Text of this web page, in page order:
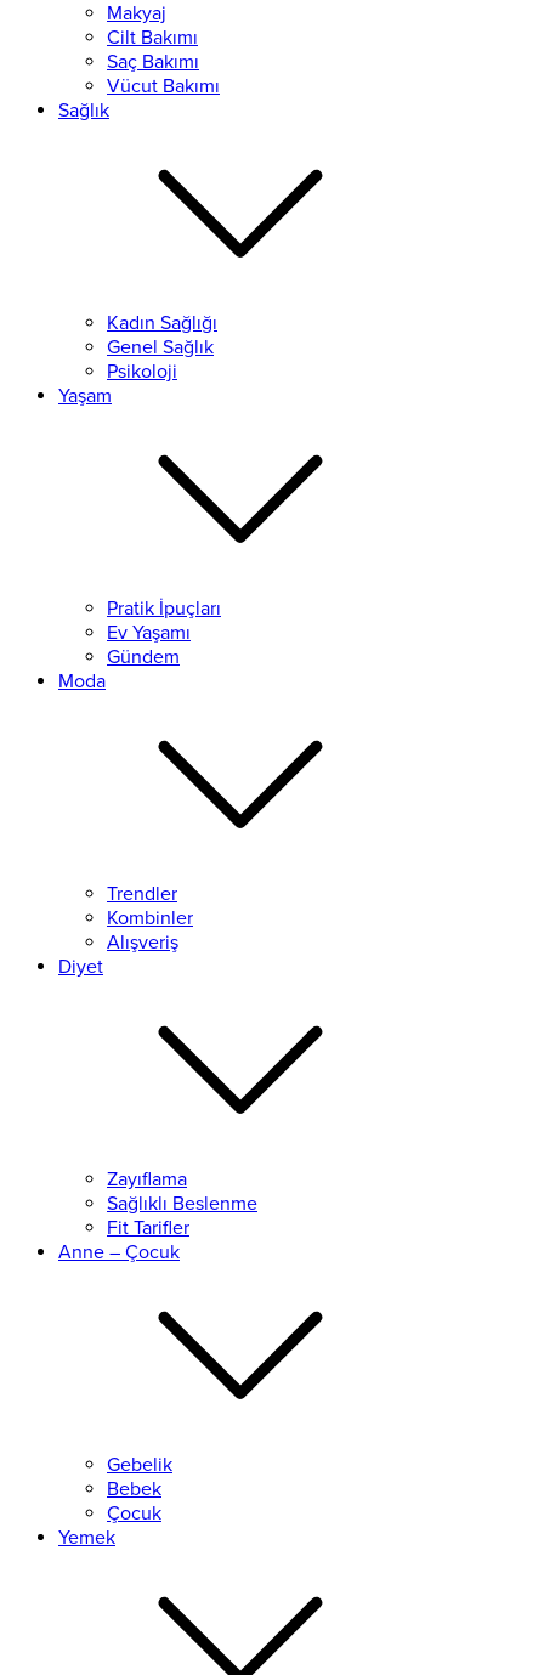
Makyaj
Cilt Bakımı
Saç Bakımı
Vücut Bakımı
Sağlık
Kadın Sağlığı
Genel Sağlık
Psikoloji
Yaşam
Pratik İpuçları
Ev Yaşamı
Gündem
Moda
Trendler
Kombinler
Alışveriş
Diyet
Zayıflama
Sağlıklı Beslenme
Fit Tarifler
Anne – Çocuk
Gebelik
Bebek
Çocuk
Yemek